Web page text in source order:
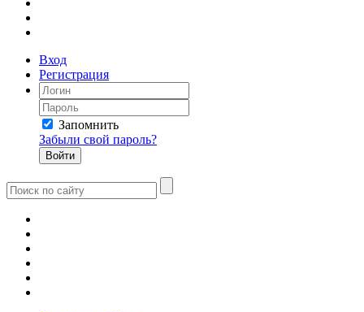
Вход
Регистрация
Запомнить
Забыли свой пароль?